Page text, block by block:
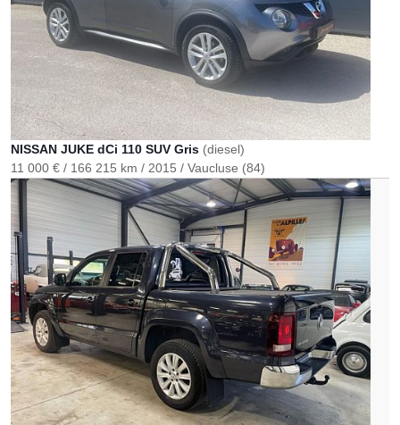
NISSAN JUKE dCi 110 SUV Gris (diesel)
11 000 €
166 215 km 2015 Vaucluse (84)